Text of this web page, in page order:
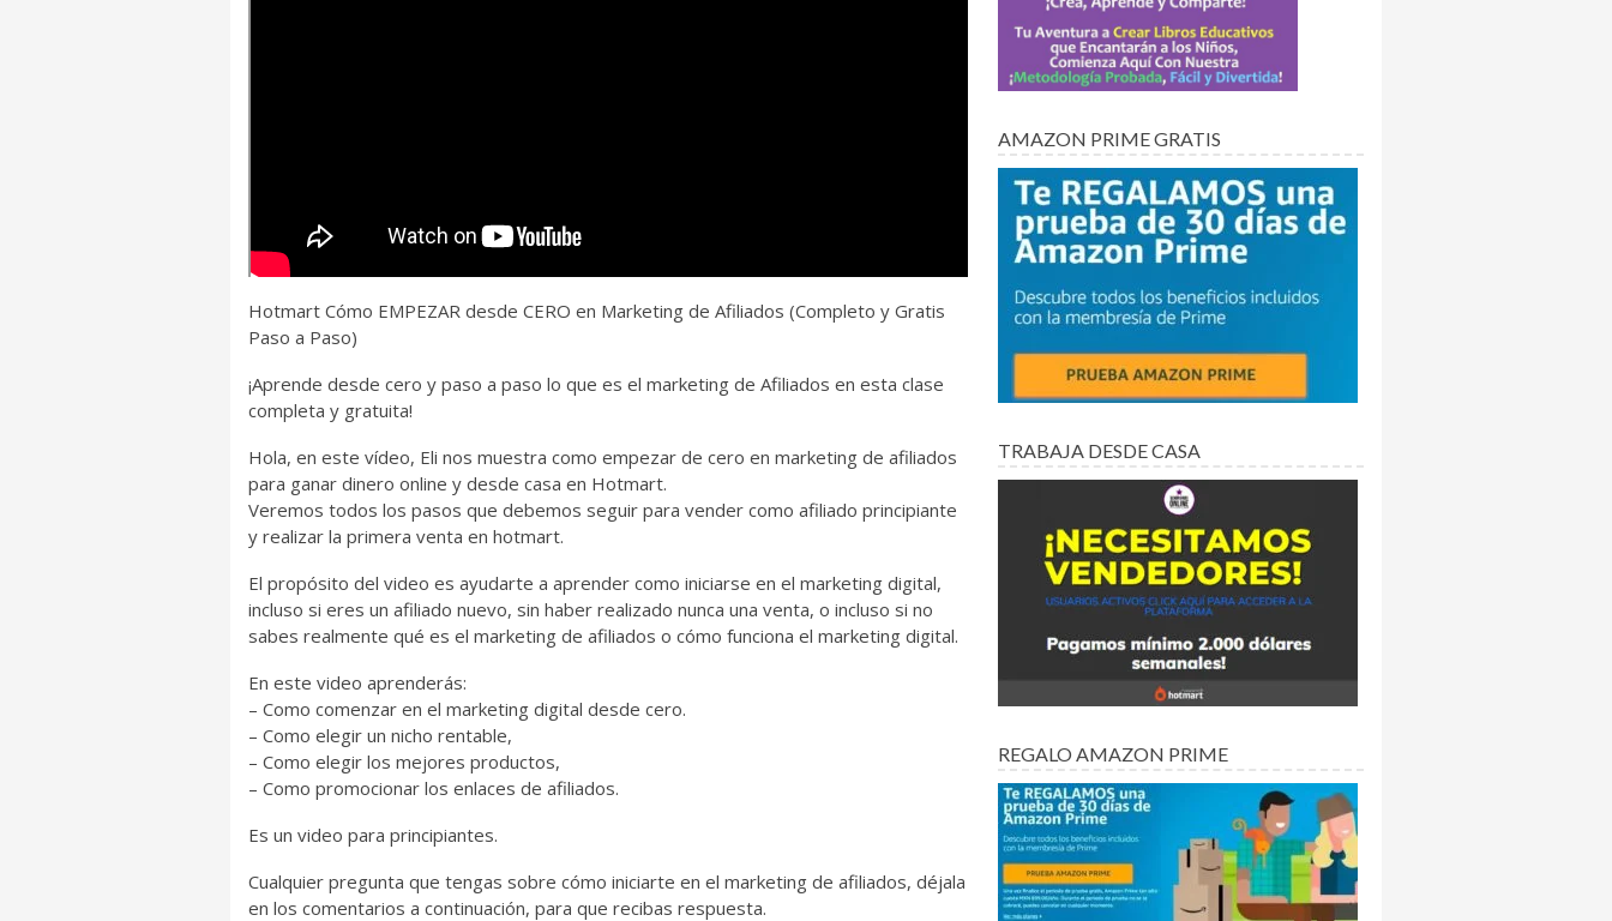
Hotmart Cómo EMPEZAR desde CERO en Marketing de Afiliados (Completo y Gratis
Paso a Paso)
¡Aprende desde cero y paso a paso lo que es el marketing de Afiliados en esta clase
completa y gratuita!
Hola, en este vídeo, Eli nos muestra como empezar de cero en marketing de afiliados
para ganar dinero online y desde casa en Hotmart.
Veremos todos los pasos que debemos seguir para vender como afiliado principiante
y realizar la primera venta en hotmart.
El propósito del video es ayudarte a aprender como iniciarse en el marketing digital,
incluso si eres un afiliado nuevo, sin haber realizado nunca una venta, o incluso si no
sabes realmente qué es el marketing de afiliados o cómo funciona el marketing digital.
En este video aprenderás:
– Como comenzar en el marketing digital desde cero.
– Como elegir un nicho rentable,
– Como elegir los mejores productos,
– Como promocionar los enlaces de afiliados.
Es un video para principiantes.
Cualquier pregunta que tengas sobre cómo iniciarte en el marketing de afiliados, déjala
en los comentarios a continuación, para que recibas respuesta.
AMAZON PRIME GRATIS
TRABAJA DESDE CASA
REGALO AMAZON PRIME